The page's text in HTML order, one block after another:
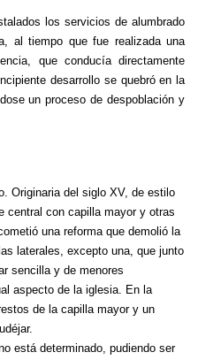
los servicios de alumbrado
al tiempo que fue realizada una
que conducía directamente
desarrollo se quebró en la
un proceso de despoblación y
Originaria del siglo XV, de estilo
central con capilla mayor y otras
una reforma que demolió la
laterales, excepto una, que junto
sencilla y de menores
aspecto de la iglesia. En la
de la capilla mayor y un
está determinado, pudiendo ser